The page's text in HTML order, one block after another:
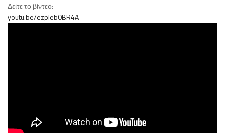
Δείτε το βίντεο:
youtu.be/ezpleb0BR4A